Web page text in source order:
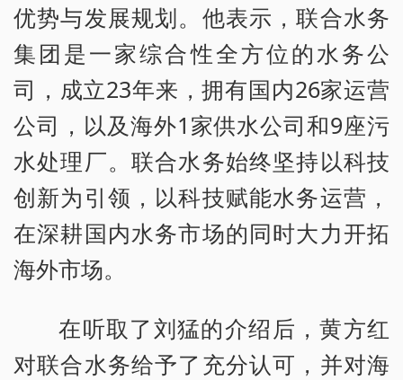
优势与发展规划。他表示，联合水务
集团是一家综合性全方位的水务公
司，成立23年来，拥有国内26家运营
公司，以及海外1家供水公司和9座污
水处理厂。联合水务始终坚持以科技
创新为引领，以科技赋能水务运营，
在深耕国内水务市场的同时大力开拓
海外市场。
在听取了刘猛的介绍后，黄方红
对联合水务给予了充分认可，并对海